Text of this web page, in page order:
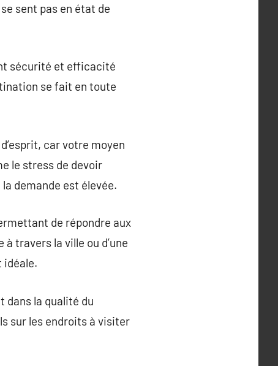
sent pas en état de
sécurité et efficacité
se fait en toute
car votre moyen
le stress de devoir
demande est élevée.
de répondre aux
travers la ville ou d’une
idéale.
dans la qualité du
sur les endroits à visiter